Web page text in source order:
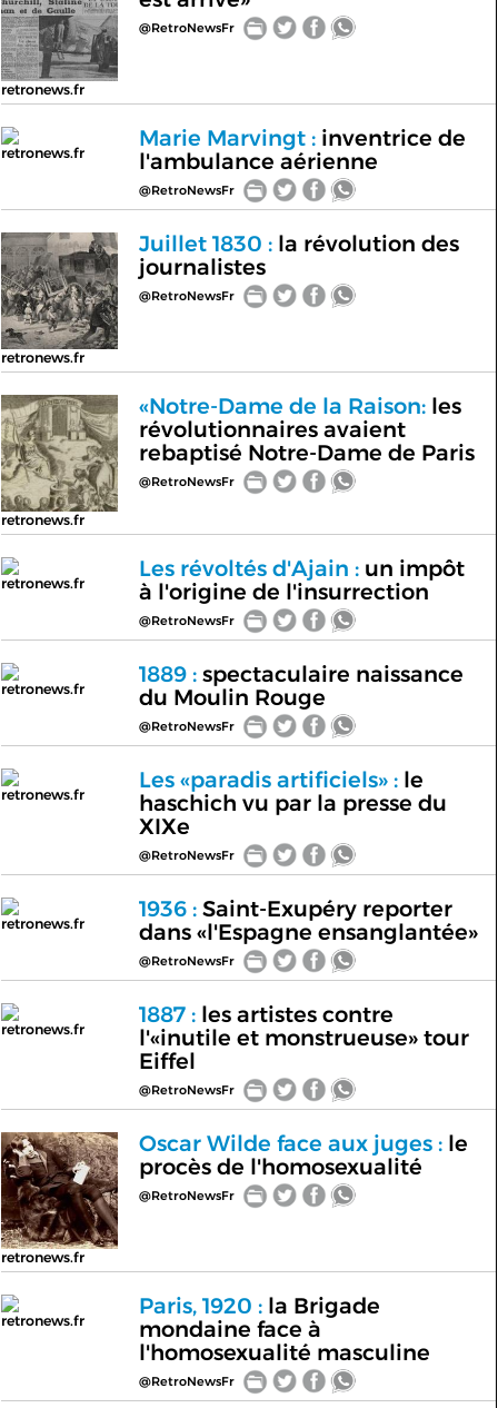
retronews.fr
@RetroNewsFr
retronews.fr
Marie Marvingt :inventrice de
l'ambulance aérienne
@RetroNewsFr
retronews.fr
Juillet 1830 :la révolution des
journalistes
@RetroNewsFr
retronews.fr
«Notre-Dame de la Raison:les
révolutionnaires avaient
rebaptisé Notre-Dame de Paris
@RetroNewsFr
retronews.fr
Les révoltés d'Ajain :un impôt
à l'origine de l'insurrection
@RetroNewsFr
retronews.fr
1889 :spectaculaire naissance
du Moulin Rouge
@RetroNewsFr
retronews.fr
Les «paradis artificiels» :le
haschich vu par la presse du
XIXe
@RetroNewsFr
retronews.fr
1936 :Saint-Exupéry reporter
dans «l'Espagne ensanglantée»
@RetroNewsFr
retronews.fr
1887 :les artistes contre
l'«inutile et monstrueuse» tour
Eiffel
@RetroNewsFr
retronews.fr
Oscar Wilde face aux juges :le
procès de l'homosexualité
@RetroNewsFr
retronews.fr
Paris, 1920 :la Brigade
mondaine face à
l'homosexualité masculine
@RetroNewsFr